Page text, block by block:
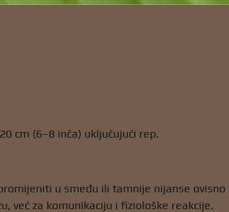
cm (6–8 inča) uključujući rep.
u smeđu ili tamnije nijanse
već za komunikaciju i fiziološke reakcije.